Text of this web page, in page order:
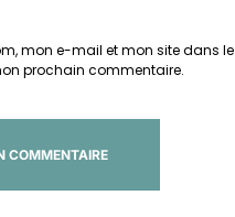
mon e-mail et mon site dans le
prochain commentaire.